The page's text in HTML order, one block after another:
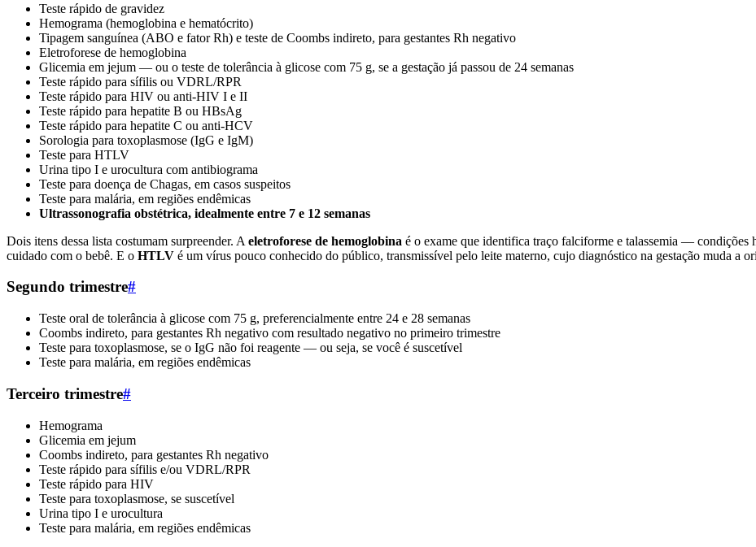
Teste rápido de gravidez
Hemograma (hemoglobina e hematócrito)
Tipagem sanguínea (ABO e fator Rh) e teste de Coombs indireto, para gestantes Rh negativo
Eletroforese de hemoglobina
Glicemia em jejum — ou o teste de tolerância à glicose com 75 g, se a gestação já passou de 24 semanas
Teste rápido para sífilis ou VDRL/RPR
Teste rápido para HIV ou anti-HIV I e II
Teste rápido para hepatite B ou HBsAg
Teste rápido para hepatite C ou anti-HCV
Sorologia para toxoplasmose (IgG e IgM)
Teste para HTLV
Urina tipo I e urocultura com antibiograma
Teste para doença de Chagas, em casos suspeitos
Teste para malária, em regiões endêmicas
Ultrassonografia obstétrica, idealmente entre 7 e 12 semanas
Dois itens dessa lista costumam surpreender. A eletroforese de hemoglobina é o exame que identifica traço falciforme e talassemia — condições
cuidado com o bebê. E o HTLV é um vírus pouco conhecido do público, transmissível pelo leite materno, cujo diagnóstico na gestação muda a
Segundo trimestre#
Teste oral de tolerância à glicose com 75 g, preferencialmente entre 24 e 28 semanas
Coombs indireto, para gestantes Rh negativo com resultado negativo no primeiro trimestre
Teste para toxoplasmose, se o IgG não foi reagente — ou seja, se você é suscetível
Teste para malária, em regiões endêmicas
Terceiro trimestre#
Hemograma
Glicemia em jejum
Coombs indireto, para gestantes Rh negativo
Teste rápido para sífilis e/ou VDRL/RPR
Teste rápido para HIV
Teste para toxoplasmose, se suscetível
Urina tipo I e urocultura
Teste para malária, em regiões endêmicas